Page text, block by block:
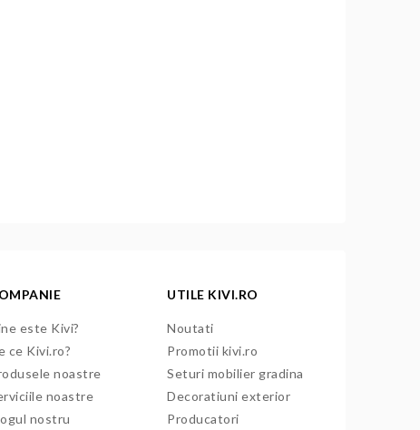
este Kivi?
ce Kivi.ro?
noastre
noastre
nostru
UTILE KIVI.RO
Noutati
Promotii kivi.ro
Seturi mobilier gradina
Decoratiuni exterior
Producatori